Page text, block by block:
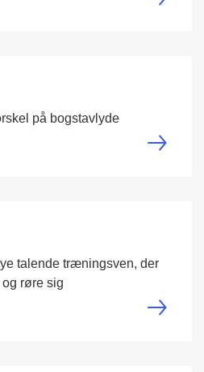
på bogstavlyde
talende træningsven, der
røre sig